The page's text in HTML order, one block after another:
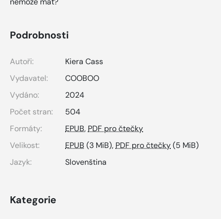
Podrobnosti
Autoři:
Kiera Cass
Vydavatel:
COOBOO
Vydáno:
2024
Počet stran:
504
Formáty:
EPUB, PDF pro čtečky
Velikost:
EPUB (3 MiB), PDF pro čtečky(5 MiB)
Jazyk:
Slovenština
Kategorie